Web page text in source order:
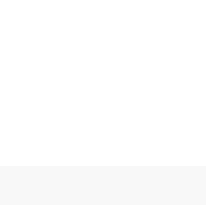
人の目線